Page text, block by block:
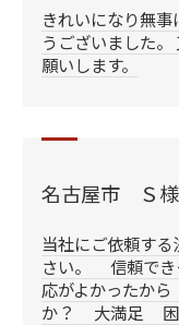
きれいになり無
うございました
願いします。
名古屋市 Ｓ様
当社にご依頼す
さい。 信頼でき
応がよかったか
か？ 大満足 困